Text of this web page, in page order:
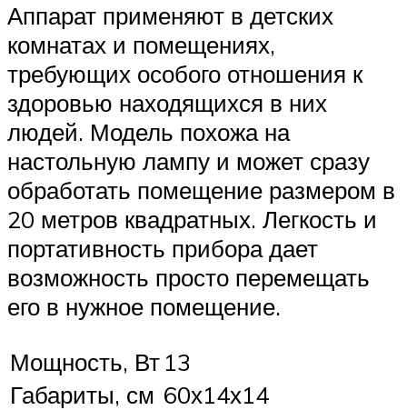
Аппарат применяют в детских
комнатах и помещениях,
требующих особого отношения к
здоровью находящихся в них
людей. Модель похожа на
настольную лампу и может сразу
обработать помещение размером в
20 метров квадратных. Легкость и
портативность прибора дает
возможность просто перемещать
его в нужное помещение.
Мощность, Вт 13
Габариты, см 60х14х14